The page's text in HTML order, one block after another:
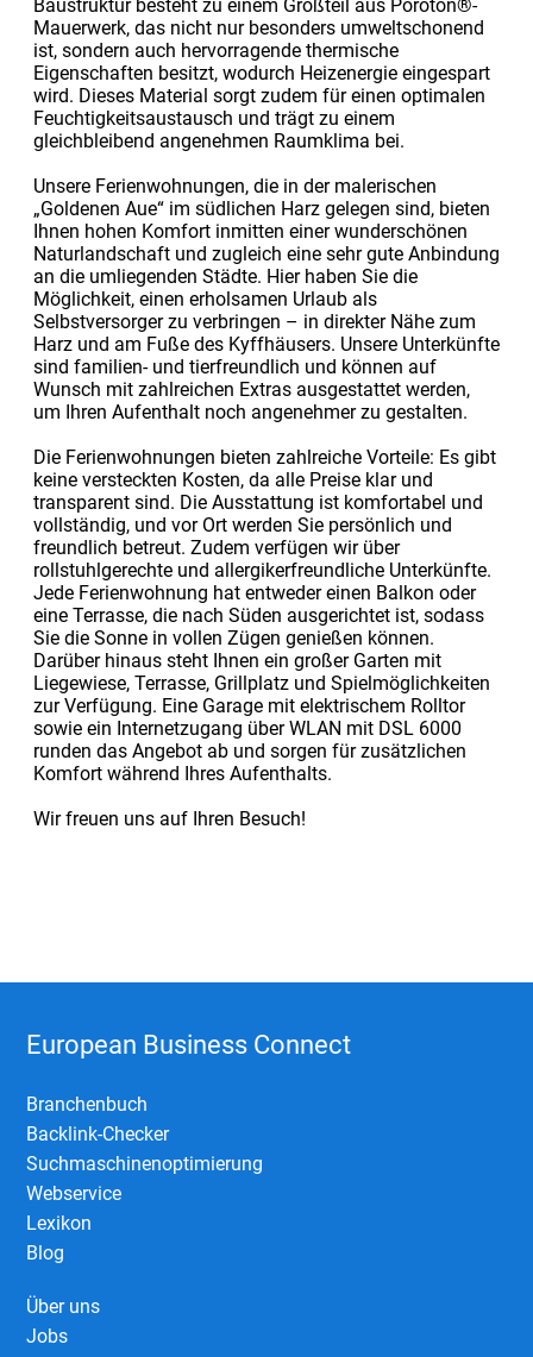
Baustruktur besteht zu einem Großteil aus Poroton®-
Mauerwerk, das nicht nur besonders umweltschonend
ist, sondern auch hervorragende thermische
Eigenschaften besitzt, wodurch Heizenergie eingespart
wird. Dieses Material sorgt zudem für einen optimalen
Feuchtigkeitsaustausch und trägt zu einem
gleichbleibend angenehmen Raumklima bei.
Unsere Ferienwohnungen, die in der malerischen
„Goldenen Aue“ im südlichen Harz gelegen sind, bieten
Ihnen hohen Komfort inmitten einer wunderschönen
Naturlandschaft und zugleich eine sehr gute Anbindung
an die umliegenden Städte. Hier haben Sie die
Möglichkeit, einen erholsamen Urlaub als
Selbstversorger zu verbringen – in direkter Nähe zum
Harz und am Fuße des Kyffhäusers. Unsere Unterkünfte
sind familien- und tierfreundlich und können auf
Wunsch mit zahlreichen Extras ausgestattet werden,
um Ihren Aufenthalt noch angenehmer zu gestalten.
Die Ferienwohnungen bieten zahlreiche Vorteile: Es gibt
keine versteckten Kosten, da alle Preise klar und
transparent sind. Die Ausstattung ist komfortabel und
vollständig, und vor Ort werden Sie persönlich und
freundlich betreut. Zudem verfügen wir über
rollstuhlgerechte und allergikerfreundliche Unterkünfte.
Jede Ferienwohnung hat entweder einen Balkon oder
eine Terrasse, die nach Süden ausgerichtet ist, sodass
Sie die Sonne in vollen Zügen genießen können.
Darüber hinaus steht Ihnen ein großer Garten mit
Liegewiese, Terrasse, Grillplatz und Spielmöglichkeiten
zur Verfügung. Eine Garage mit elektrischem Rolltor
sowie ein Internetzugang über WLAN mit DSL 6000
runden das Angebot ab und sorgen für zusätzlichen
Komfort während Ihres Aufenthalts.
Wir freuen uns auf Ihren Besuch!
European Business Connect
Branchenbuch
Backlink-Checker
Suchmaschinenoptimierung
Webservice
Lexikon
Blog
Über uns
Jobs